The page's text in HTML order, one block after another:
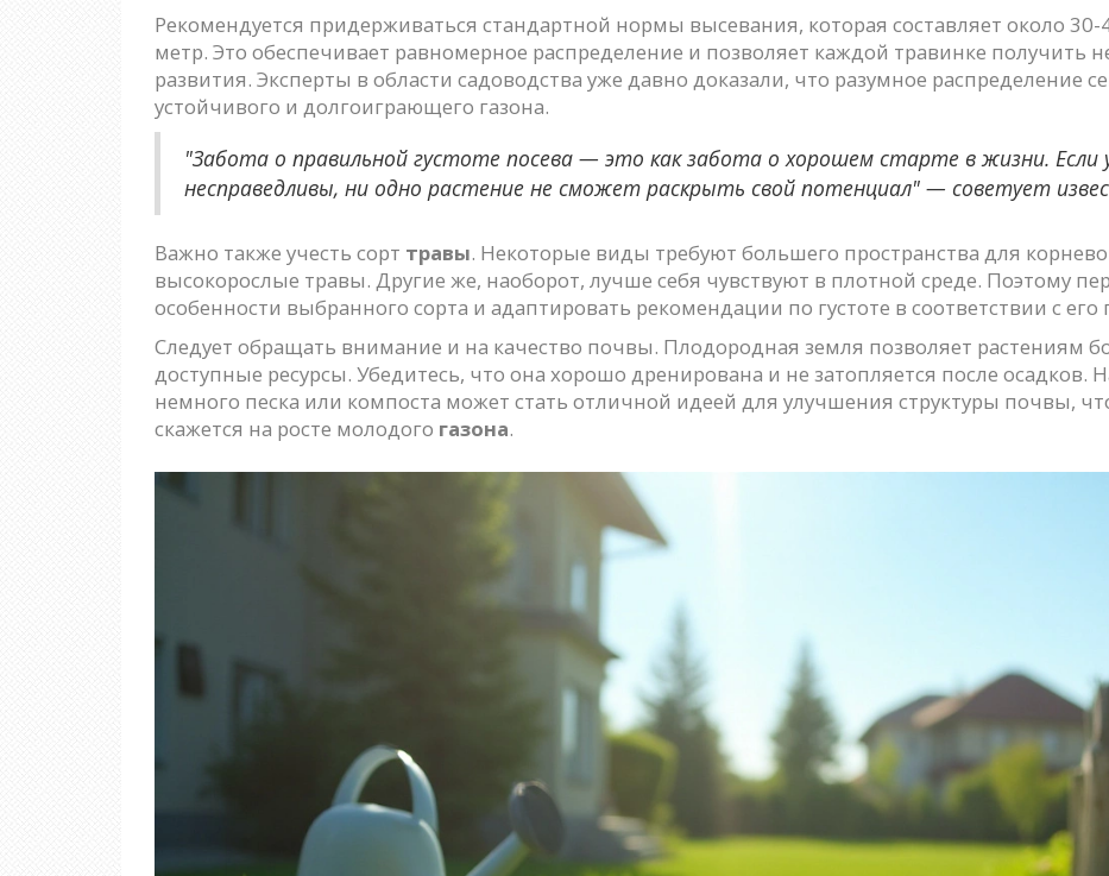
Рекомендуется придерживаться стандартной нормы высевания, которая составляет около
метр. Это обеспечивает равномерное распределение и позволяет каждой травинке получить
развития. Эксперты в области садоводства уже давно доказали, что разумное распределение
устойчивого и долгоиграющего газона.
"Забота о правильной густоте посева — это как забота о хорошем старте в жизни. Если
несправедливы, ни одно растение не сможет раскрыть свой потенциал" — советует
Важно также учесть сорт травы. Некоторые виды требуют большего пространства для
высокорослые травы. Другие же, наоборот, лучше себя чувствуют в плотной среде. Поэтому
особенности выбранного сорта и адаптировать рекомендации по густоте в соответствии с
Следует обращать внимание и на качество почвы. Плодородная земля позволяет растениям
доступные ресурсы. Убедитесь, что она хорошо дренирована и не затопляется после осадков.
немного песка или компоста может стать отличной идеей для улучшения структуры почвы,
скажется на росте молодого газона.